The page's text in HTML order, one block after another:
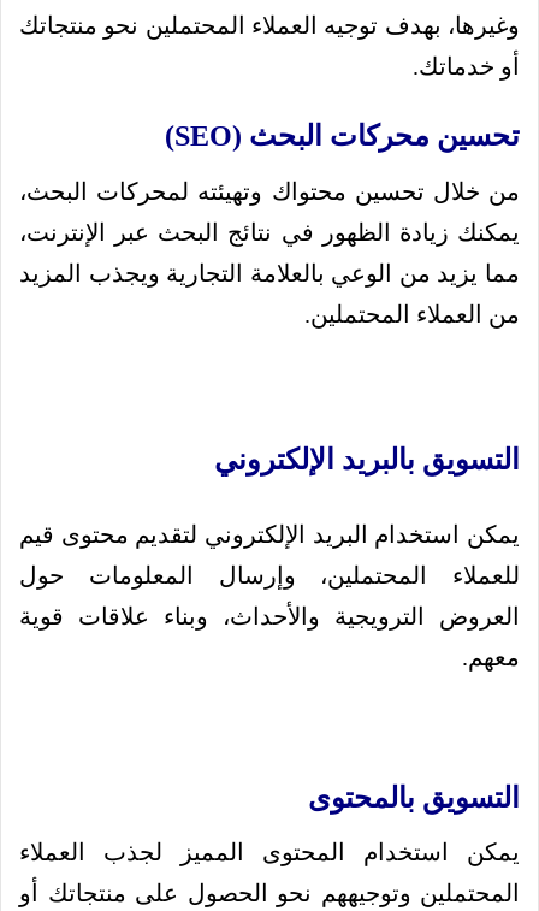
وغيرها، بهدف توجيه العملاء المحتملين نحو منتجاتك
أو خدماتك.
تحسين محركات البحث (SEO)
من خلال تحسين محتواك وتهيئته لمحركات البحث،
يمكنك زيادة الظهور في نتائج البحث عبر الإنترنت،
مما يزيد من الوعي بالعلامة التجارية ويجذب المزيد
من العملاء المحتملين.
التسويق بالبريد الإلكتروني
يمكن استخدام البريد الإلكتروني لتقديم محتوى قيم
للعملاء المحتملين، وإرسال المعلومات حول
العروض الترويجية والأحداث، وبناء علاقات قوية
معهم.
التسويق بالمحتوى
يمكن استخدام المحتوى المميز لجذب العملاء
المحتملين وتوجيههم نحو الحصول على منتجاتك أو